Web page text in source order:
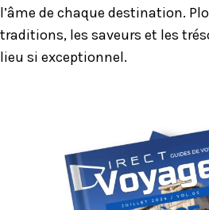
l’âme de chaque destination.
traditions, les saveurs et les
lieu si exceptionnel.